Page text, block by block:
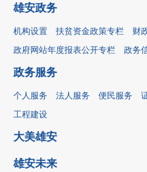
雄安政务
机构设置 扶贫资金政策专栏
财
政府网站年度报表公开专栏
政务
政务服务
个人服务 法人服务 便民服务
工程建设
大美雄安
雄安未来